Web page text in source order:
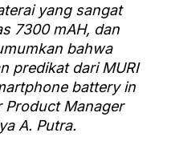
yang sangat
7300 mAH, dan
bahwa
predikat dari MURI
battery in
Product Manager
A. Putra.